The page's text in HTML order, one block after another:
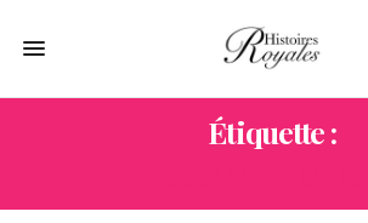
Étiquette :